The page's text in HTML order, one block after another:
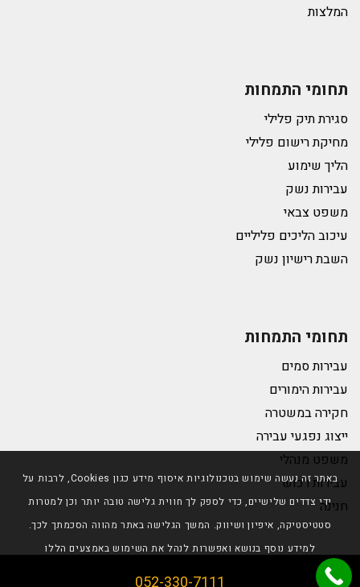
המלצות
תחומי התמחות
סגירת תיק פלילי
מחיקת רישום פלילי
הליך שימוע
עבירות נשק
משפט צבאי
עיכוב הליכים פליליים
השבת רישיון נשק
תחומי התמחות
עבירות סמים
עבירות הימורים
חקירה במשטרה
ייצוג נפגעי עבירה
משפט מנהלי
עבירות רכוש
חנינה
© כל הזכויות שמורות לטליה גרידיש |
באתר זה נעשה שימוש בטכנולוגיות איסוף מידע כגון Cookies, לרבות על
ידי צדדים שלישיים, כדי לספק לך חווית גלישה טובה יותר וכן למטרות
סטטיסטיקה, איפיון ושיווק. המשך הגלישה באתר מהווה הסכמתך לכך.
למידע נוסף בנושא ואפשרות לנהל את השימוש באמצעים הללו
הבנתי מדיניות פרטיות